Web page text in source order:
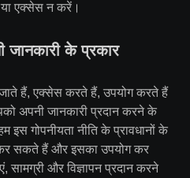
या एक्सेस न करें।
जानकारी के प्रकार
हैं, एक्सेस करते हैं, उपयोग करते हैं
अपनी जानकारी प्रदान करने के
इस गोपनीयता नीति के प्रावधानों के
सकते हैं और इसका उपयोग कर
और विज्ञापन प्रदान करने